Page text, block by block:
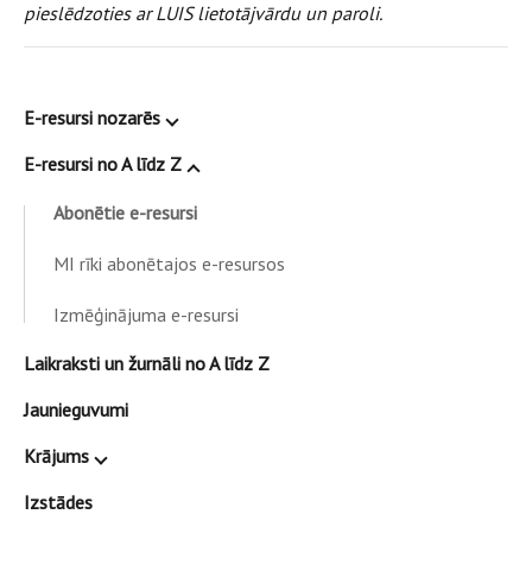
pieslēdzoties ar LUIS lietotājvārdu un paroli.
E-resursi nozarēs
E-resursi no A līdz Z
Abonētie e-resursi
MI rīki abonētajos e-resursos
Izmēģinājuma e-resursi
Laikraksti un žurnāli no A līdz Z
Jaunieguvumi
Krājums
Izstādes